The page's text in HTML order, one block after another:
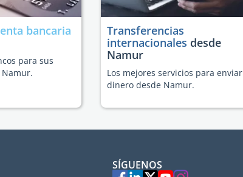
bancaria
para sus
Transferencias
internacionales desde
Namur
Los mejores servicios para enviar
dinero desde Namur.
SÍGUENOS